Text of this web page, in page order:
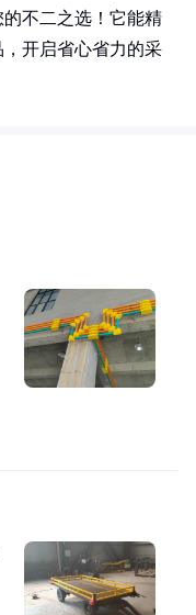
不二之选！它能精
开启省心省力的采